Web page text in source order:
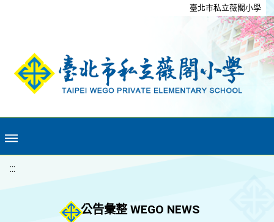
臺北市私立薇閣小學
:::
公告彙整 WEGO NEWS